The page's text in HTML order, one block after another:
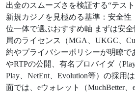
出金のスムーズさを検証する“テス
新規カジノを見極める基準：安全性
位一体で選ぶおすすめ軸 まずは安
局のライセンス（MGA、UKGC、
約やプライバシーポリシーが明瞭で
やRTPの公開、有名プロバイダ（
Play、NetEnt、Evolution等）の採用
面では、eウォレット（MuchBetter、